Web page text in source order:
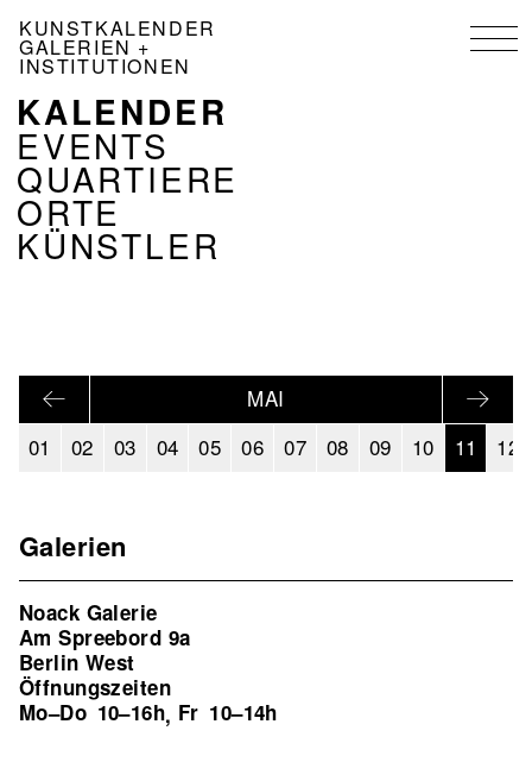
zum
Inhalt
KUNSTKALENDER
GALERIEN +
INSTITUTIONEN
NAVIGATION
KALENDER
DE
KALENDER
EVENTS
QUARTIERE
ORTE
KÜNSTLER
MAI
01
02 03 04 05 06 07 08 09 10 11 12
Galerien
Noack Galerie
Am Spreebord 9a
Berlin West
Öffnungszeiten
Mo–Do 10–16h, Fr 10–14h